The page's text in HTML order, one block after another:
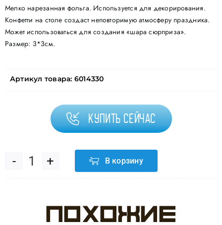
Мелко нарезанная фольга. Используется для декорирования.
Конфетти на столе создаст неповторимую атмосферу праздника.
Может использоваться для создания «шара сюрприза».
Размер: 3*3см.
Артикул товара: 6014330
Купить сейчас
Количество
Конфетти
В корзину
Похожие